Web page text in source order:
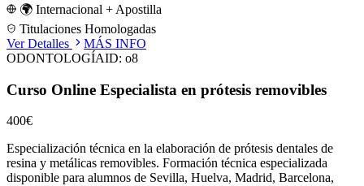
🌍 Internacional + Apostilla
Titulaciones Homologadas
Ver Detalles
MÁS INFO
ODONTOLOGÍAID: o8
Curso Online Especialista en prótesis removibles
400€
Especialización técnica en la elaboración de prótesis dentales de
resina y metálicas removibles. Formación técnica especializada
disponible para alumnos de Sevilla, Huelva, Madrid, Barcelona,